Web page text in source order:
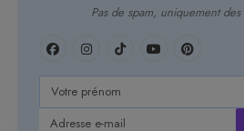
Pas de spam, uniquement